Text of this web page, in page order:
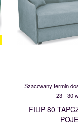
Szacowany termin
23 - 30
FILIP 80